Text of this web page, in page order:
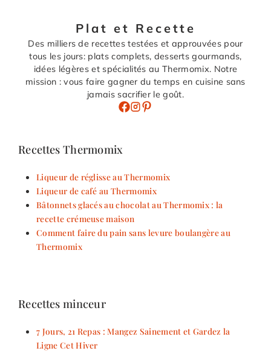
Plat et Recette
Des milliers de recettes testées et approuvées pour
tous les jours: plats complets, desserts gourmands,
idées légères et spécialités au Thermomix. Notre
mission : vous faire gagner du temps en cuisine sans
jamais sacrifier le goût.
Recettes Thermomix
Liqueur de réglisse au Thermomix
Liqueur de café au Thermomix
Bâtonnets glacés au chocolat au Thermomix : la
recette crémeuse maison
Comment faire du pain sans levure boulangère au
Thermomix
Recettes minceur
7 Jours, 21 Repas : Mangez Sainement et Gardez la
Ligne Cet Hiver